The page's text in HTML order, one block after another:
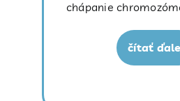
chápanie
čítať